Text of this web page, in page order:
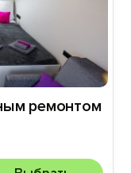
ремонтом